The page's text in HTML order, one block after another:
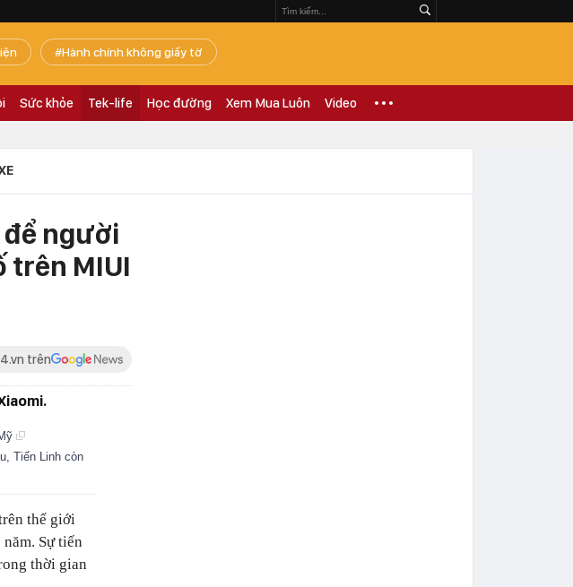
Hành chính không giấy tờ
Sức khỏe Tek-life Học đường Xem Mua Luôn Video
người
trên MIUI
trên
Tiến Linh còn
thế giới
Sự tiến
thời gian